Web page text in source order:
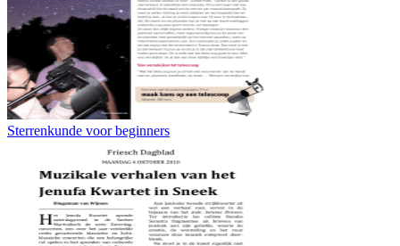
Sterrenkunde voor beginners